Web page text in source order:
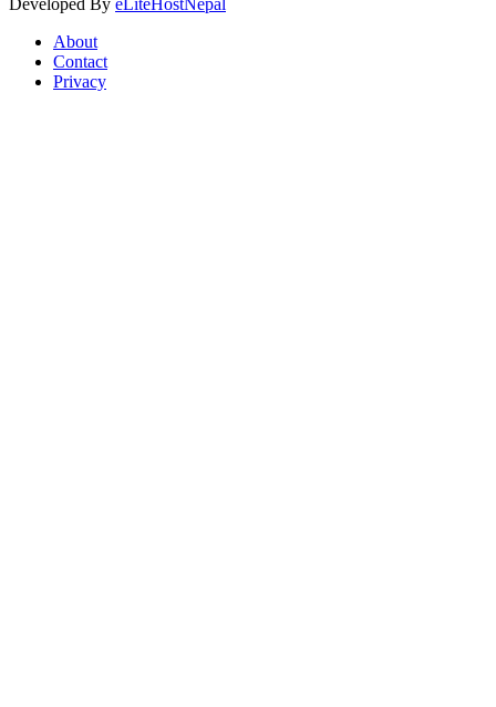
Developed By eLiteHostNepal
About
Contact
Privacy